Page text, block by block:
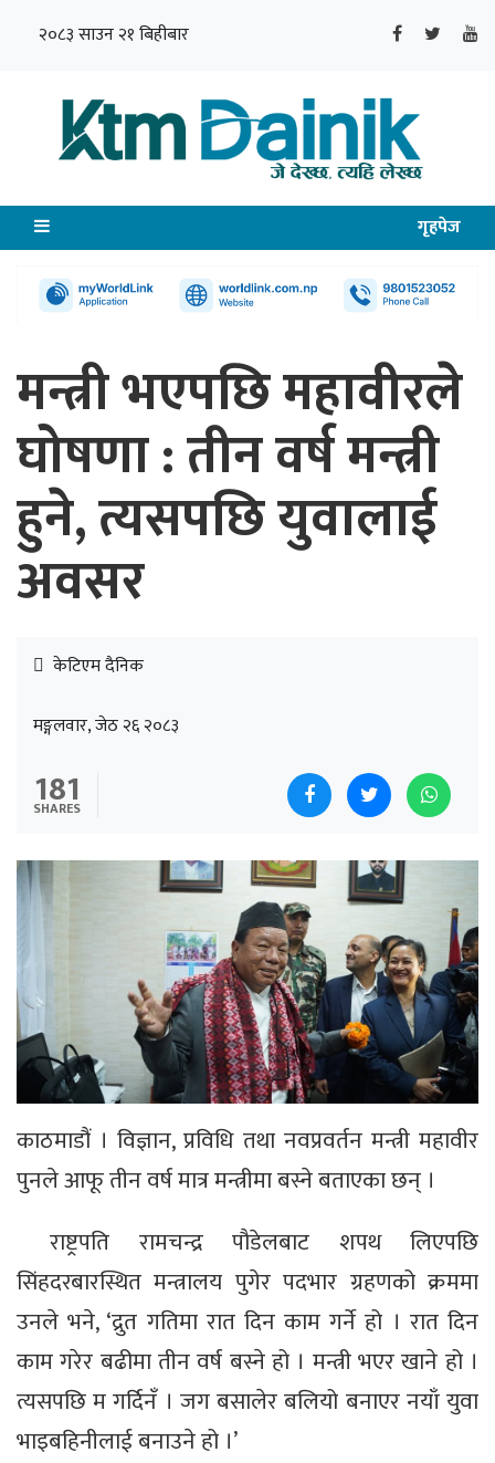
२०८३ साउन २१ बिहीबार
गृहपेज
मन्त्री भएपछि महावीरले
घोषणा : तीन वर्ष मन्त्री
हुने, त्यसपछि युवालाई
अवसर
केटिएम दैनिक
मङ्गलवार, जेठ २६ २०८३
181
SHARES
काठमाडौं । विज्ञान, प्रविधि तथा नवप्रवर्तन मन्त्री महावीर
पुनले आफू तीन वर्ष मात्र मन्त्रीमा बस्ने बताएका छन् ।
राष्ट्रपति रामचन्द्र पौडेलबाट शपथ लिएपछि
सिंहदरबारस्थित मन्त्रालय पुगेर पदभार ग्रहणको क्रममा
उनले भने, ‘द्रुत गतिमा रात दिन काम गर्ने हो । रात दिन
काम गरेर बढीमा तीन वर्ष बस्ने हो । मन्त्री भएर खाने हो ।
त्यसपछि म गर्दिनँ । जग बसालेर बलियो बनाएर नयाँ युवा
भाइबहिनीलाई बनाउने हो ।’